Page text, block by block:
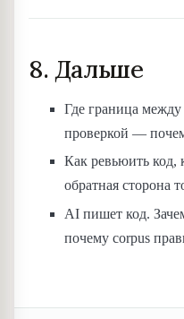
8. Дальше
Где граница
проверкой —
Как ревьюить
обратная сторона
AI пишет код.
почему corpus